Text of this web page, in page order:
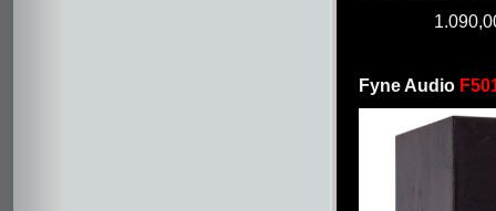
1.090,00€
Fyne Audio